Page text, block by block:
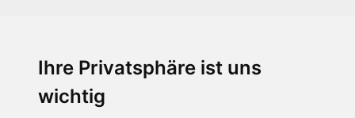
Ihre Privatsphäre ist uns
wichtig
KIRCHE IN NOT - Österreich